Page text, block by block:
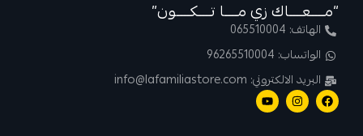
“مــــعــــاك زي مــــا تــــكــــون”
الهاتف: 065510004
الواتساب: 96265510004
البريد الالكتروني: info@lafamiliastore.com